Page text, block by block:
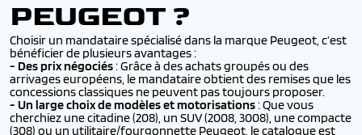
PEUGEOT ?
Choisir un mandataire spécialisé dans la marque Peugeot, c’est
bénéficier de plusieurs avantages :
- Des prix négociés: Grâce à des achats groupés ou des
arrivages européens, le mandataire obtient des remises que les
concessions classiques ne peuvent pas toujours proposer.
- Un large choix de modèles et motorisations: Que vous
cherchiez une citadine (208), un SUV (2008, 3008), une compacte
(308) ou un utilitaire/fourgonnette Peugeot, le catalogue est